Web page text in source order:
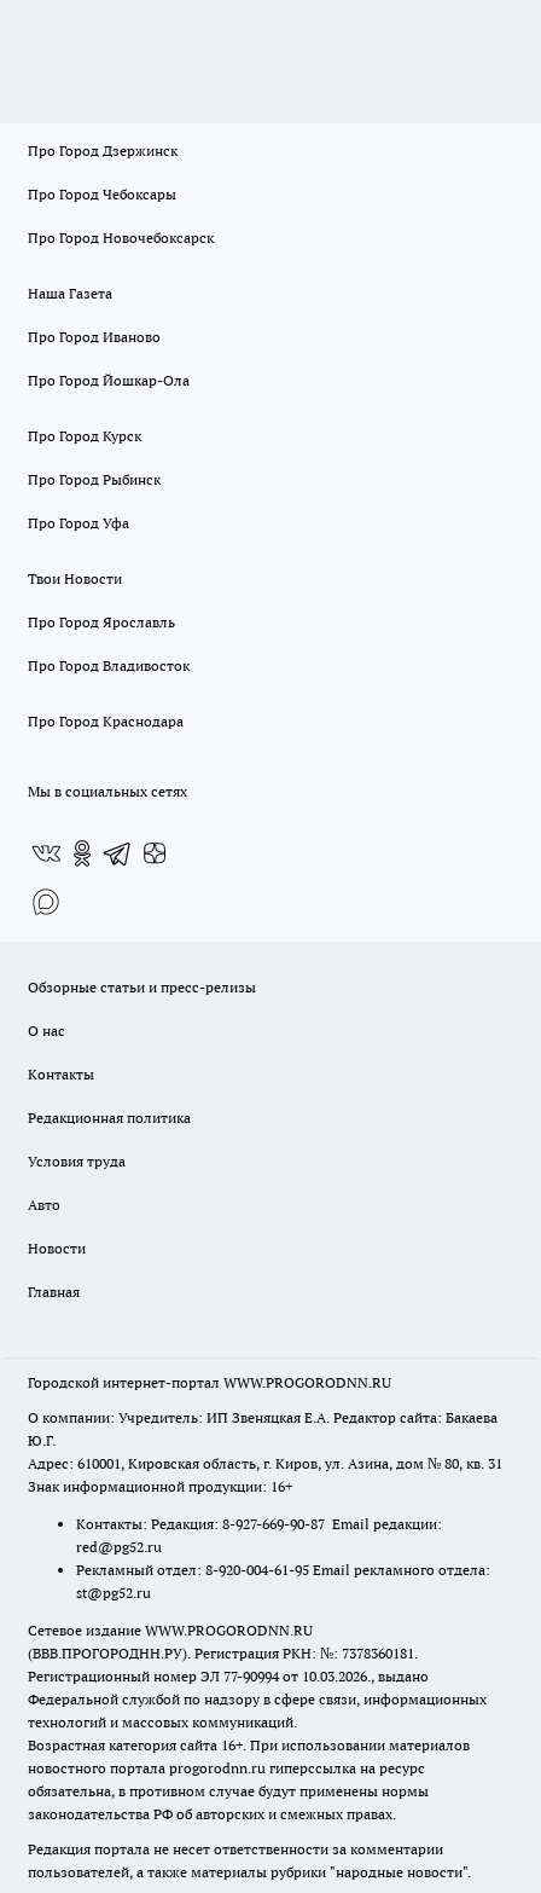
Про Город Дзержинск
Про Город Чебоксары
Про Город Новочебоксарск
Наша Газета
Про Город Иваново
Про Город Йошкар-Ола
Про Город Курск
Про Город Рыбинск
Про Город Уфа
Твои Новости
Про Город Ярославль
Про Город Владивосток
Про Город Краснодара
Мы в социальных сетях
Обзорные статьи и пресс-релизы
О нас
Контакты
Редакционная политика
Условия труда
Авто
Новости
Главная
Городской интернет-портал WWW.PROGORODNN.RU
О компании: Учредитель: ИП Звеняцкая Е.А. Редактор сайта: Бакаева
Ю.Г.
Адрес: 610001, Кировская область, г. Киров, ул. Азина, дом № 80, кв. 31
Знак информационной продукции: 16+
Контакты: Редакция: 8-927-669-90-87 Email редакции:
red@pg52.ru
Рекламный отдел: 8-920-004-61-95 Email рекламного отдела:
st@pg52.ru
Сетевое издание WWW.PROGORODNN.RU
(ВВВ.ПРОГОРОДНН.РУ). Регистрация РКН: №: 7378360181.
Регистрационный номер ЭЛ 77-90994 от 10.03.2026., выдано
Федеральной службой по надзору в сфере связи, информационных
технологий и массовых коммуникаций.
Возрастная категория сайта 16+. При использовании материалов
новостного портала progorodnn.ru гиперссылка на ресурс
обязательна, в противном случае будут применены нормы
законодательства РФ об авторских и смежных правах.
Редакция портала не несет ответственности за комментарии
пользователей, а также материалы рубрики "народные новости".